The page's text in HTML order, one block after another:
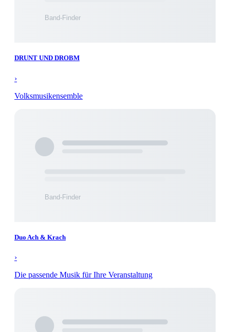
DRUNT UND DROBM
›
Volksmusikensemble
Duo Ach & Krach
›
Die passende Musik für Ihre Veranstaltung